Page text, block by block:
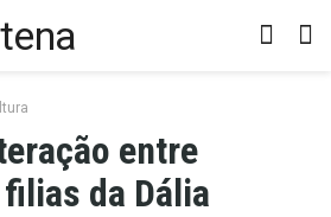
entre
da Dália